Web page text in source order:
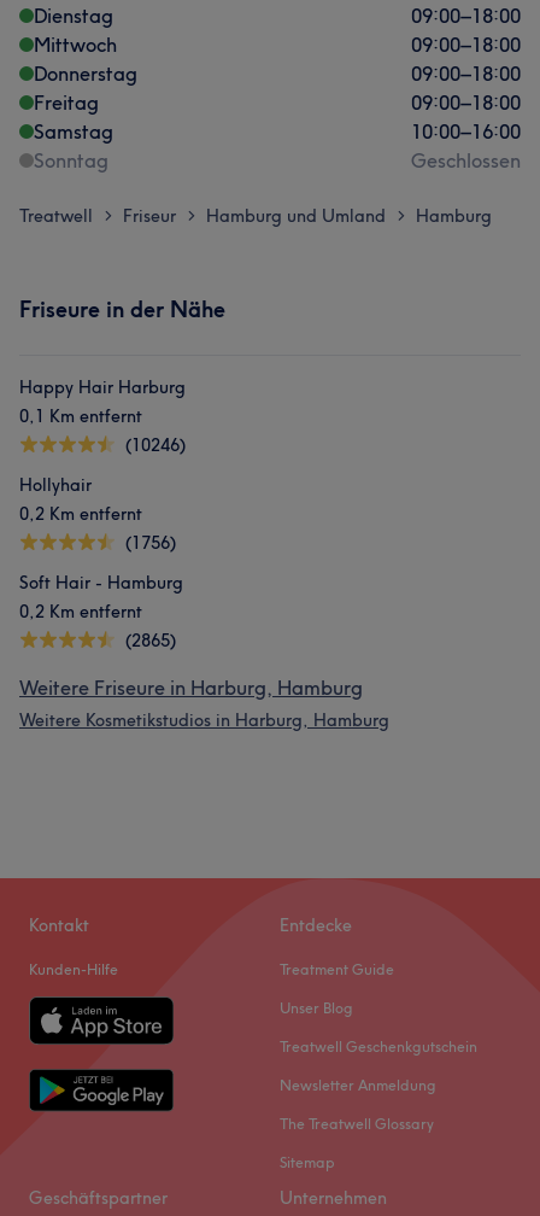
Dienstag
09:00–18:00
Mittwoch
09:00–18:00
Donnerstag
09:00–18:00
Freitag
09:00–18:00
Samstag
10:00–16:00
Sonntag
Geschlossen
Treatwell > Friseur > Hamburg und Umland > Hamburg
Friseure in der Nähe
Happy Hair Harburg
0,1 Km entfernt
(10246)
Hollyhair
0,2 Km entfernt
(1756)
Soft Hair - Hamburg
0,2 Km entfernt
(2865)
Weitere Friseure in Harburg, Hamburg
Weitere Kosmetikstudios in Harburg, Hamburg
Kontakt
Kunden-Hilfe
Entdecke
Treatment Guide
Unser Blog
Treatwell Geschenkgutschein
Newsletter Anmeldung
The Treatwell Glossary
Sitemap
Geschäftspartner Unternehmen